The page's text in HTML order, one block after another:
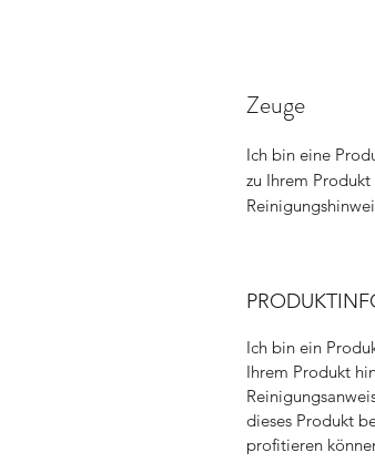
Zeuge
Ich bin eine
zu Ihrem
Ich bin ein
Ihrem Produkt
dieses Produkt
profitieren